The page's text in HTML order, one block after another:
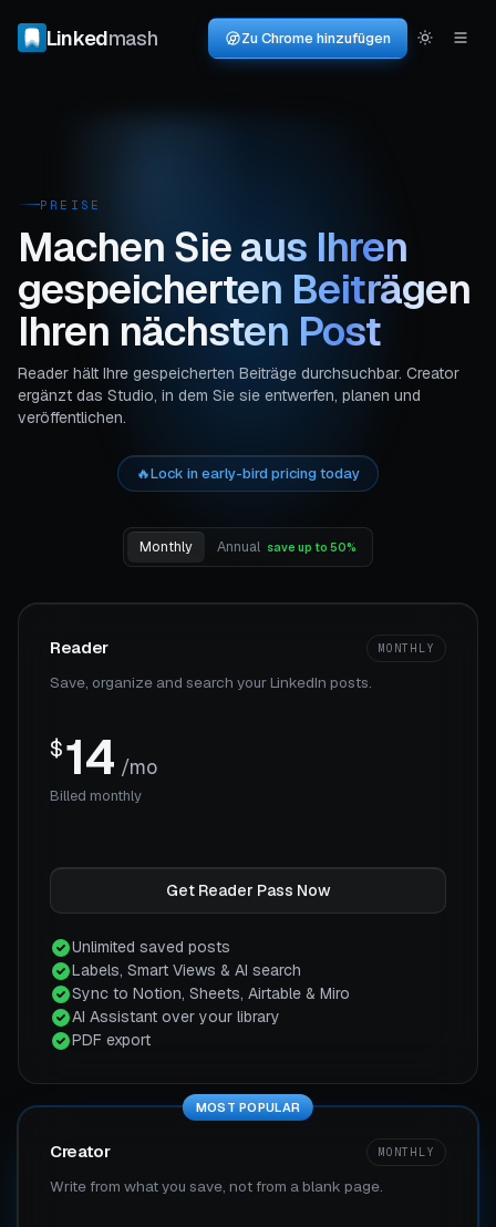
Linkedmash Zu Chrome hinzufügen
PREISE
Machen Sie aus Ihren
gespeicherten Beiträgen
Ihren nächsten Post
Reader hält Ihre gespeicherten Beiträge durchsuchbar. Creator
ergänzt das Studio, in dem Sie sie entwerfen, planen und
veröffentlichen.
🔥Lock in early-bird pricing today
Monthly Annual save up to 50%
Reader MONTHLY
Save, organize and search your LinkedIn posts.
$14 /mo
Billed monthly
Get Reader Pass Now
Unlimited saved posts
Labels, Smart Views & AI search
Sync to Notion, Sheets, Airtable & Miro
AI Assistant over your library
PDF export
MOST POPULAR
Creator MONTHLY
Write from what you save, not from a blank page.